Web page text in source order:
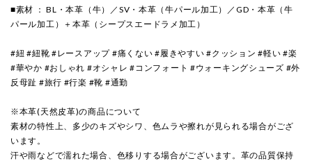
■素材 ： BL・本革（牛）／SV・本革（牛パール加工）／GD・本革（牛
パール加工）＋本革（シープスエードラメ加工）
#紐 #紐靴 #レースアップ #痛くない #履きやすい #クッション #軽い #楽
#華やか #おしゃれ #オシャレ #コンフォート #ウォーキングシューズ #外
反母趾 #旅行 #行楽 #靴 #通勤
※本革(天然皮革)の商品について
素材の特性上、多少のキズやシワ、色ムラや擦れが見られる場合がござ
います。
汗や雨などで濡れた場合、色移りする場合がございます。革の品質保持